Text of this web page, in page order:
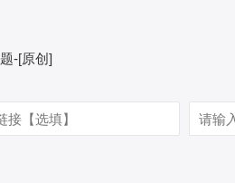
-[原创]